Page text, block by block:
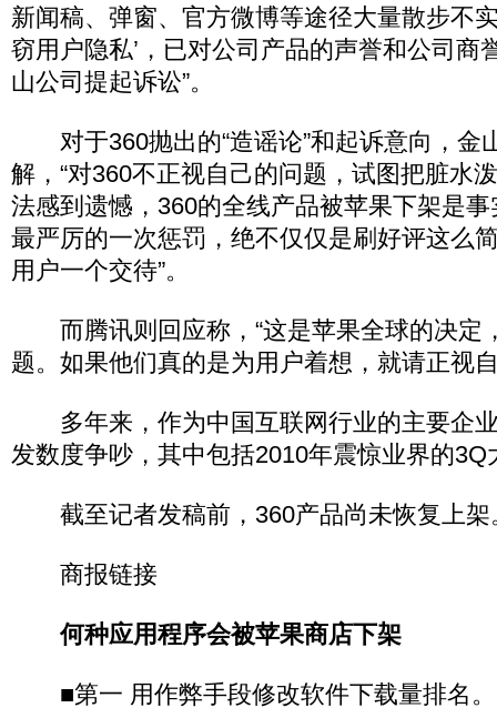
新闻稿、弹窗、官方微博等途径大量散步不
窃用户隐私’，已对公司产品的声誉和公司商
山公司提起诉讼”。
对于360抛出的“造谣论”和起诉意向，金
解，“对360不正视自己的问题，试图把脏水
法感到遗憾，360的全线产品被苹果下架是
最严厉的一次惩罚，绝不仅仅是刷好评这么
用户一个交待”。
而腾讯则回应称，“这是苹果全球的决定
题。如果他们真的是为用户着想，就请正视
多年来，作为中国互联网行业的主要企
发数度争吵，其中包括2010年震惊业界的3Q
截至记者发稿前，360产品尚未恢复上架
商报链接
何种应用程序会被苹果商店下架
■第一 用作弊手段修改软件下载量排名。